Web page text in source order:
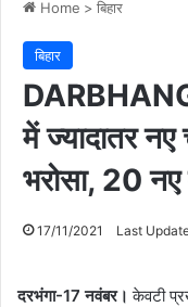
Home > बिहार
बिहार
में ज्यादातर
भरोसा, 20 नए
17/11/2021 Last
दरभंगा-17 नवंबर। केवटी